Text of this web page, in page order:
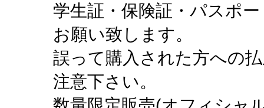
学生証・保険証・パスポ
お願い致します。
誤って購入された方への
注意下さい。